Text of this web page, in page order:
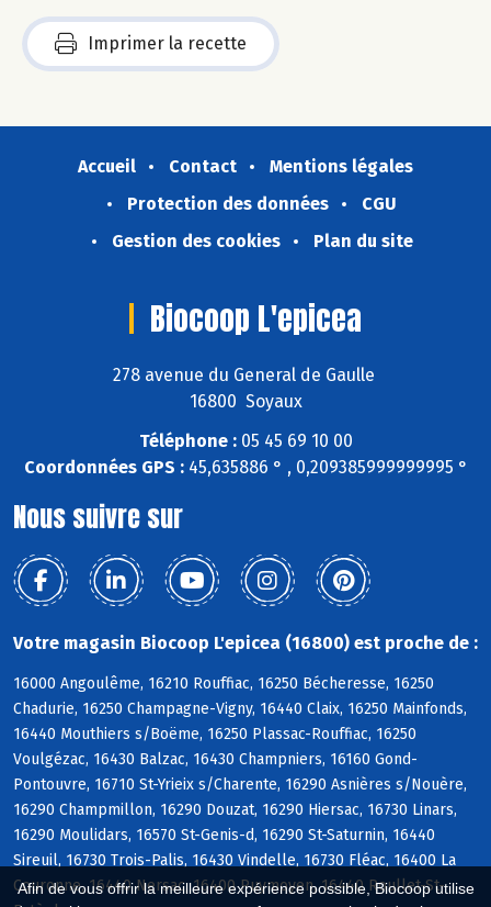
Afin de vous offrir la meilleure expérience possible, Biocoop utilise
Imprimer la recette
Accueil Contact
Mentions légales
Protection des données
CGU
Gestion des cookies
Plan du site
Biocoop L'epicea
278 avenue du General de Gaulle
16800 Soyaux
Téléphone :05 45 69 10 00
Coordonnées GPS :45,635886 ° , 0,209385999999995 °
Nous suivre sur
Votre magasin Biocoop L'epicea (16800) est proche de :
16000 Angoulême, 16210 Rouffiac, 16250 Bécheresse, 16250
Chadurie, 16250 Champagne-Vigny, 16440 Claix, 16250 Mainfonds,
16440 Mouthiers s/Boëme, 16250 Plassac-Rouffiac, 16250
Voulgézac, 16430 Balzac, 16430 Champniers, 16160 Gond-
Pontouvre, 16710 St-Yrieix s/Charente, 16290 Asnières s/Nouère,
16290 Champmillon, 16290 Douzat, 16290 Hiersac, 16730 Linars,
16290 Moulidars, 16570 St-Genis-d, 16290 St-Saturnin, 16440
Sireuil, 16730 Trois-Palis, 16430 Vindelle, 16730 Fléac, 16400 La
Couronne, 16440 Nersac, 16400 Puymoyen, 16440 Roullet-St-